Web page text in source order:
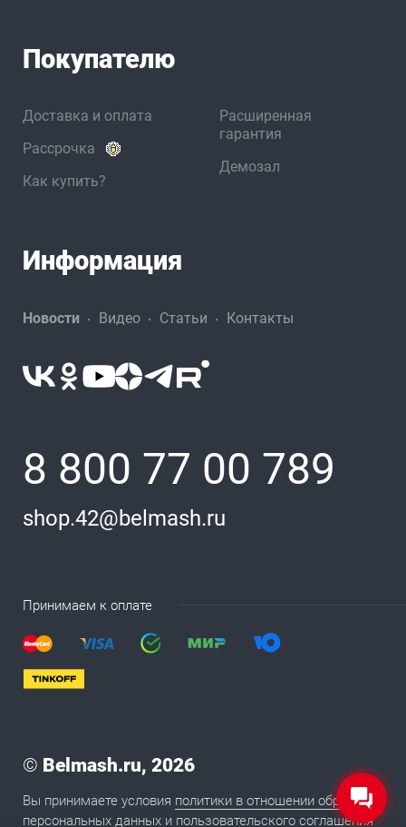
Покупателю
Доставка и оплата
Рассрочка
Как купить?
Расширенная
гарантия
Демозал
Информация
Новости Видео Статьи Контакты
8 800 77 00 789
shop.42@belmash.ru
Принимаем к оплате
© Belmash.ru, 2026
Вы принимаете условия политики в отношении обработки
персональных данных и пользовательского соглашения